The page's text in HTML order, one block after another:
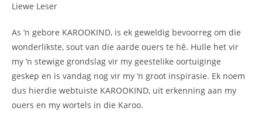
Liewe Leser
As ‘n gebore KAROOKIND, is ek geweldig bevoorreg om die
wonderlikste, sout van die aarde ouers te hê. Hulle het vir
my ‘n stewige grondslag vir my geestelike oortuiginge
geskep en is vandag nog vir my ‘n groot inspirasie. Ek noem
dus hierdie webtuiste KAROOKIND, uit erkenning aan my
ouers en my wortels in die Karoo.